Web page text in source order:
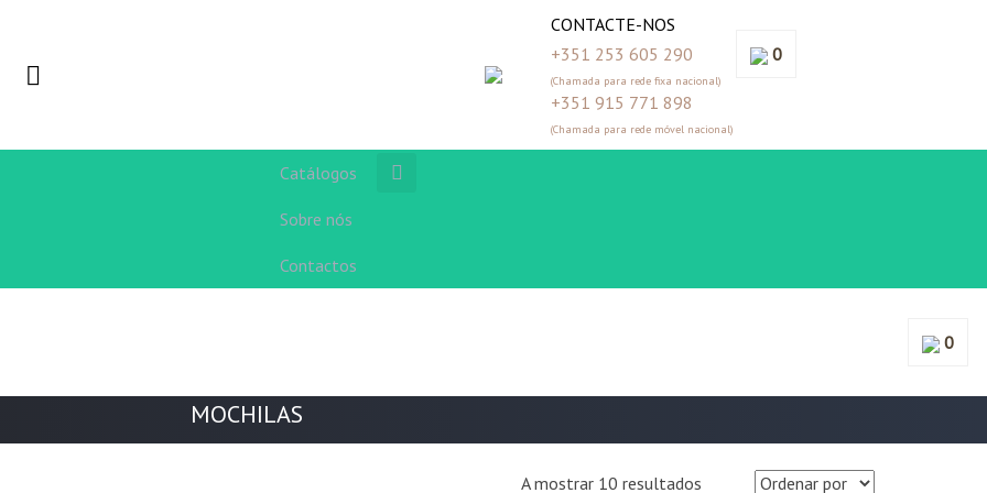
CONTACTE-NOS
+351 253 605 290
(Chamada para rede fixa nacional)
+351 915 771 898
(Chamada para rede móvel nacional)
0
Catálogos
Sobre nós
Contactos
0
MOCHILAS
A mostrar 10 resultados